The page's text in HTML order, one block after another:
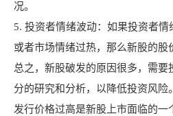
况。
5. 投资者情绪波动：如果投资者
或者市场情绪过热，那么新股的股
总之，新股破发的原因很多，需
分的研究和分析，以降低投资风险。
发行价格过高是新股上市面临的一